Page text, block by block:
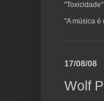
"A música é
17/08/08
Wolf